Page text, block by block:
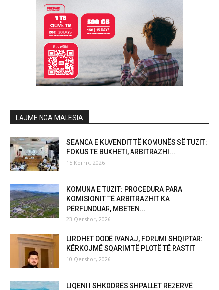
LAJME NGA MALËSIA
SEANCA E KUVENDIT TË KOMUNËS SË TUZIT:
FOKUS TE BUXHETI, ARBITRAZHI...
15 Korrik, 2026
KOMUNA E TUZIT: PROCEDURA PARA
KOMISIONIT TË ARBITRAZHIT KA
PËRFUNDUAR, MBETEN...
23 Qershor, 2026
LIROHET DODË IVANAJ, FORUMI SHQIPTAR:
KËRKOJMË SQARIM TË PLOTË TË RASTIT
10 Qershor, 2026
LIQENI I SHKODRËS SHPALLET REZERVË